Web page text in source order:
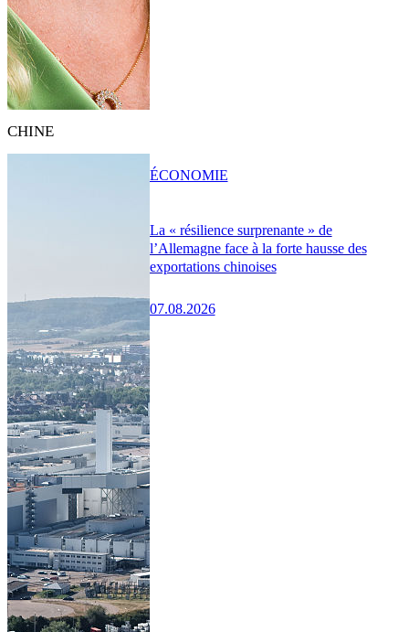
CHINE
La « résilience surprenante » de
l’Allemagne face à la forte hausse des
exportations chinoises
07.08.2026
ÉCONOMIE